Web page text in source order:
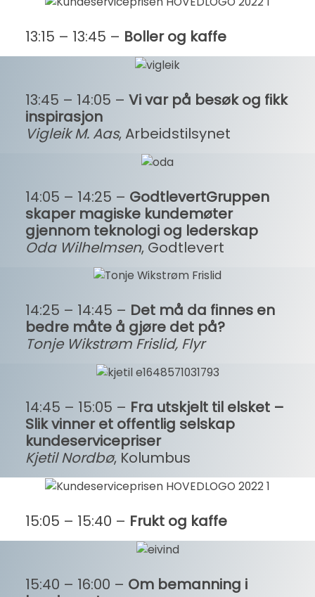
13:15 – 13:45 – Boller og kaffe
13:45 – 14:05 – Vi var på besøk og fikk
inspirasjon
Vigleik M. Aas, Arbeidstilsynet
14:05 – 14:25 – GodtlevertGruppen
skaper magiske kundemøter
gjennom teknologi og lederskap
Oda Wilhelmsen, Godtlevert
14:25 – 14:45 – Det må da finnes en
bedre måte å gjøre det på?
Tonje Wikstrøm Frislid, Flyr
14:45 – 15:05 – Fra utskjelt til elsket –
Slik vinner et offentlig selskap
kundeservicepriser
Kjetil Nordbø, Kolumbus
15:05 – 15:40 – Frukt og kaffe
15:40 – 16:00 – Om bemanning i